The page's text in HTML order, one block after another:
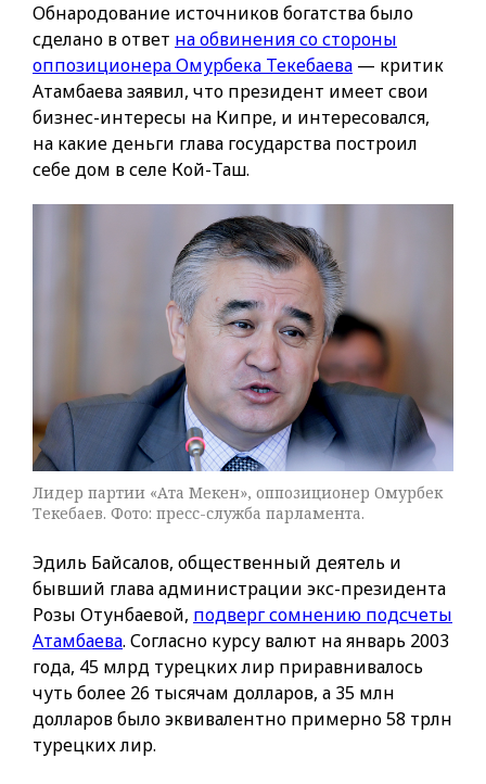
Обнародование источников богатства было
сделано в ответ на обвинения со стороны
оппозиционера Омурбека Текебаева — критик
Атамбаева заявил, что президент имеет свои
бизнес-интересы на Кипре, и интересовался,
на какие деньги глава государства построил
себе дом в селе Кой-Таш.
Лидер партии «Ата Мекен», оппозиционер Омурбек
Текебаев. Фото: пресс-служба парламента.
Эдиль Байсалов, общественный деятель и
бывший глава администрации экс-президента
Розы Отунбаевой, подверг сомнению подсчеты
Атамбаева. Согласно курсу валют на январь 2003
года, 45 млрд турецких лир приравнивалось
чуть более 26 тысячам долларов, а 35 млн
долларов было эквивалентно примерно 58 трлн
турецких лир.